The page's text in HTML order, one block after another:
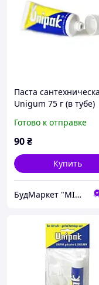
Паста
Unigum 75 г (в тубе)
Готово к отправке
90₴
Купить
БудМаркет "МІЙ ДІМ"